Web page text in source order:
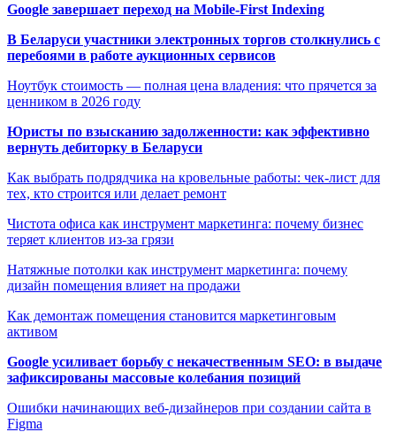
Google завершает переход на Mobile-First Indexing
В Беларуси участники электронных торгов столкнулись с
перебоями в работе аукционных сервисов
Ноутбук стоимость — полная цена владения: что прячется за
ценником в 2026 году
Юристы по взысканию задолженности: как эффективно
вернуть дебиторку в Беларуси
Как выбрать подрядчика на кровельные работы: чек-лист для
тех, кто строится или делает ремонт
Чистота офиса как инструмент маркетинга: почему бизнес
теряет клиентов из-за грязи
Натяжные потолки как инструмент маркетинга: почему
дизайн помещения влияет на продажи
Как демонтаж помещения становится маркетинговым
активом
Google усиливает борьбу с некачественным SEO: в выдаче
зафиксированы массовые колебания позиций
Ошибки начинающих веб-дизайнеров при создании сайта в
Figma